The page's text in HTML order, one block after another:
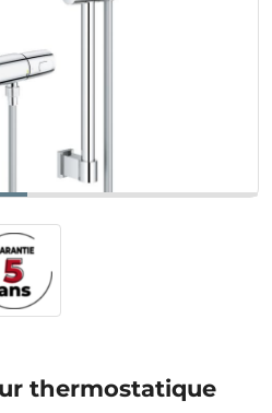
thermostatique